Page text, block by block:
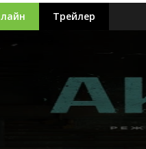
Трейлер